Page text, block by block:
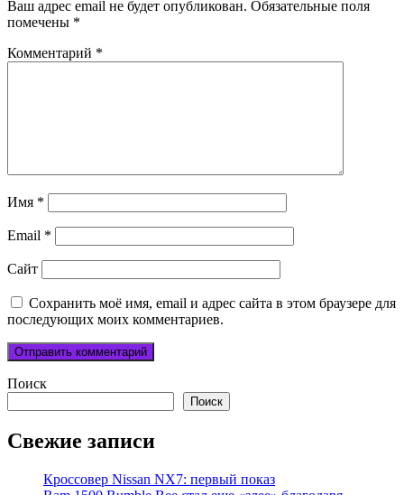
Ваш адрес email не будет опубликован. Обязательные поля
помечены *
Комментарий *
Имя *
Email *
Сайт
Сохранить моё имя, email и адрес сайта в этом браузере для
последующих моих комментариев.
Поиск
Поиск
Свежие записи
Кроссовер Nissan NX7: первый показ